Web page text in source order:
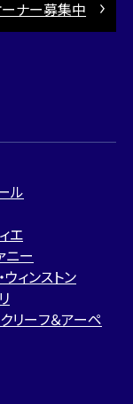
ナー募集中
ル
エ
ニー
ウィンストン
リーフ＆アーペ